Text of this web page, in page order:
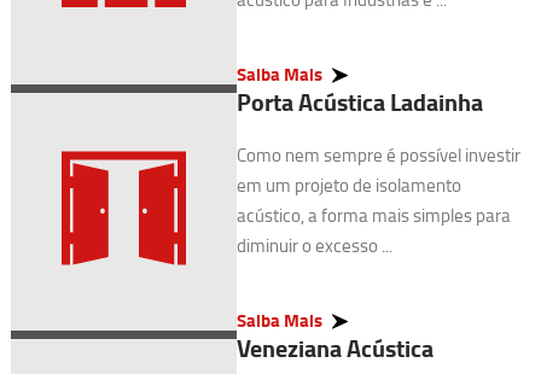
Saiba Mais
Porta Acústica Ladainha
Como nem sempre é possível investir
em um projeto de isolamento
acústico, a forma mais simples para
diminuir o excesso ...
Saiba Mais
Veneziana Acústica